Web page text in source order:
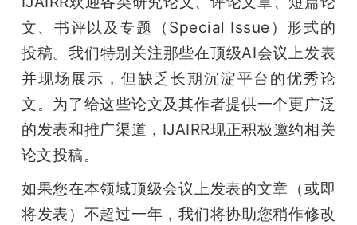
文、书评以及专题（Special Issue）形式的
投稿。我们特别关注那些在顶级AI会议上发表
并现场展示，但缺乏长期沉淀平台的优秀论
文。为了给这些论文及其作者提供一个更广泛
的发表和推广渠道，IJAIRR现正积极邀约相关
论文投稿。
如果您在本领域顶级会议上发表的文章（或即
将发表）不超过一年，我们将协助您稍作修改